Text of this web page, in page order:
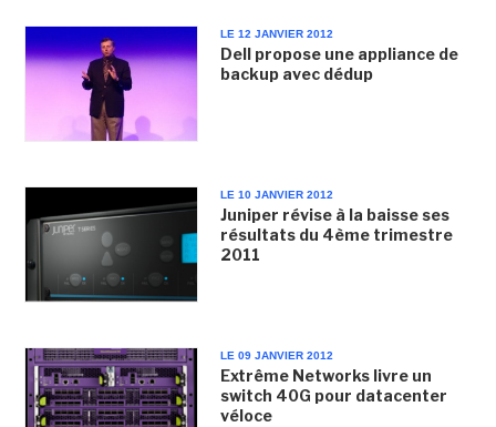
LE 12 JANVIER 2012
Dell propose une appliance de
backup avec dédup
LE 10 JANVIER 2012
Juniper révise à la baisse ses
résultats du 4ème trimestre
2011
LE 09 JANVIER 2012
Extrême Networks livre un
switch 40G pour datacenter
véloce